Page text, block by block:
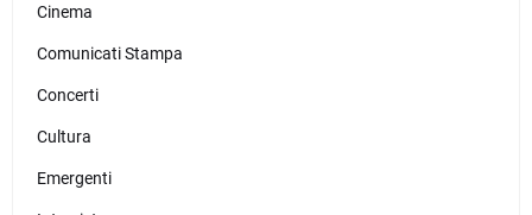
Cinema
Comunicati Stampa
Concerti
Cultura
Emergenti